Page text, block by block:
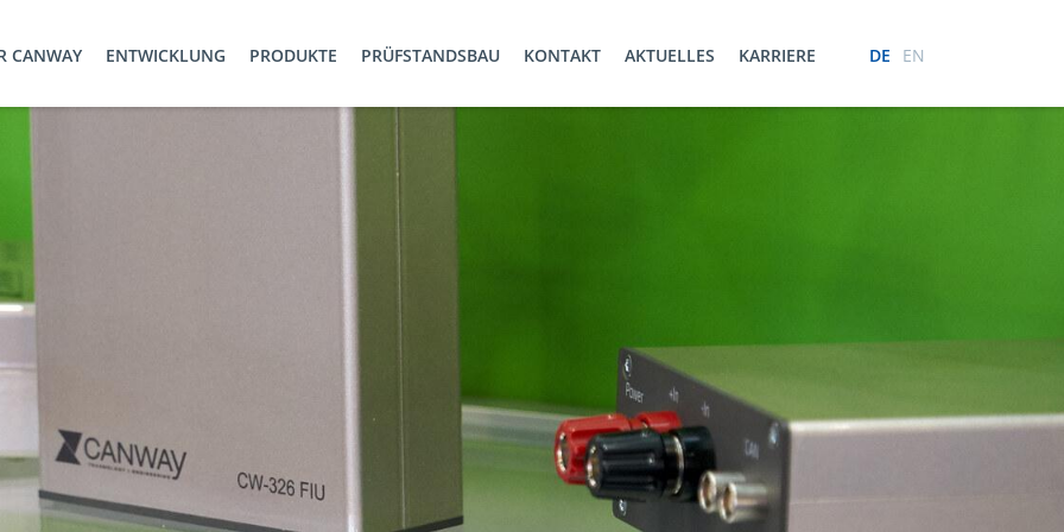
CANWAY ENTWICKLUNG PRODUKTE PRÜFSTANDSBAU KONTAKT AKTUELLES KARRIERE DE EN